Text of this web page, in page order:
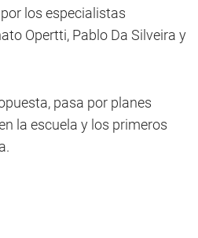
los especialistas
Opertti, Pablo Da Silveira y
pasa por planes
la escuela y los primeros